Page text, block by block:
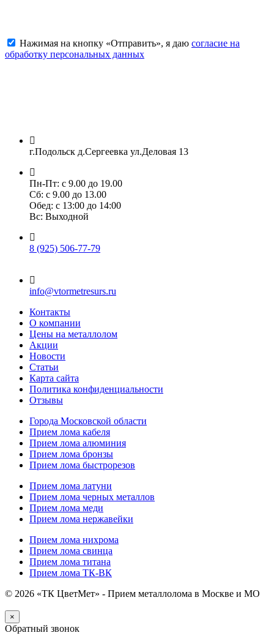
Нажимая на кнопку «Отправить», я даю согласие на
обработку персональных данных
г.Подольск д.Сергеевка ул.Деловая 13
Пн-Пт: с 9.00 до 19.00
Сб: с 9.00 до 13.00
Обед: с 13:00 до 14:00
Вс: Выходной
8 (925) 506-77-79
info@vtormetresurs.ru
Контакты
О компании
Цены на металлолом
Акции
Новости
Статьи
Карта сайта
Политика конфиденциальности
Отзывы
Города Московской области
Прием лома кабеля
Прием лома алюминия
Прием лома бронзы
Прием лома быстрорезов
Прием лома латуни
Прием лома черных металлов
Прием лома меди
Прием лома нержавейки
Прием лома нихрома
Прием лома свинца
Прием лома титана
Прием лома ТК-ВК
© 2026 «ТК ЦветМет» - Прием металлолома в Москве и МО
×
Обратный звонок